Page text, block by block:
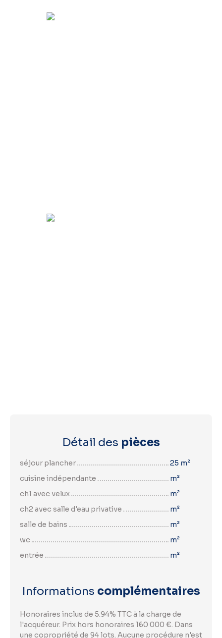
Détail des pièces
séjour plancher
25 m²
cuisine indépendante
m²
ch1 avec velux
m²
ch2 avec salle d'eau privative
m²
salle de bains
m²
wc
m²
entrée
m²
Informations complémentaires
Honoraires inclus de 5.94% TTC à la charge de
l'acquéreur. Prix hors honoraires 160 000 €. Dans
une copropriété de 94 lots. Aucune procédure n'est